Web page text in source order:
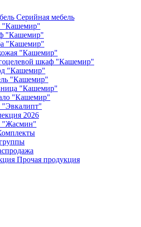
Серийная мебель
"Кашемир"
"Кашемир"
"Кашемир"
"Кашемир"
шкаф "Кашемир"
"Кашемир"
"Кашемир"
"Кашемир"
"Кашемир"
"Эвкалипт"
2026
"Жасмин"
Прочая продукция